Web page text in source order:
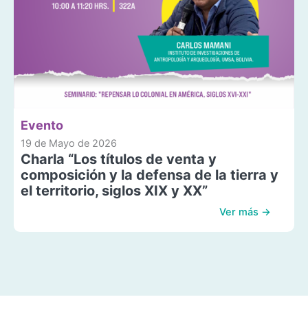
Evento
19 de Mayo de 2026
Charla “Los títulos de venta y
composición y la defensa de la tierra y
el territorio, siglos XIX y XX”
Ver más →